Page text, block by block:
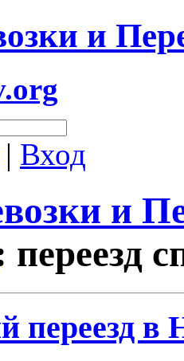
и
| Вход
и
переезд
переезд в